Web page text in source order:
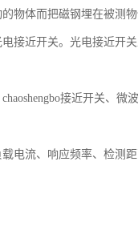
物体而把磁钢埋在被测
接近开关。光电接近开
接近开关、
电流、响应频率、检测距